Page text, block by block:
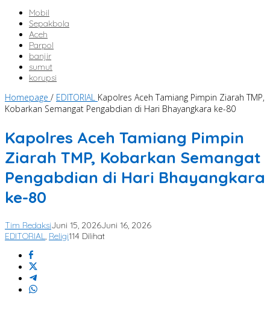
Mobil
Sepakbola
Aceh
Parpol
banjir
sumut
korupsi
Homepage / EDITORIAL Kapolres Aceh Tamiang Pimpin Ziarah TMP,
Kobarkan Semangat Pengabdian di Hari Bhayangkara ke-80
Kapolres Aceh Tamiang Pimpin
Ziarah TMP, Kobarkan Semangat
Pengabdian di Hari Bhayangkara
ke-80
Tim RedaksiJuni 15, 2026Juni 16, 2026
EDITORIAL, Religi114 Dilihat